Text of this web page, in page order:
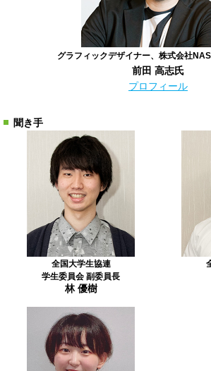
グラフィックデザイナー、株式会社
前田 高志氏
プロフィール
聞き手
全国大学生協連
学生委員会 副委員長
林 優樹